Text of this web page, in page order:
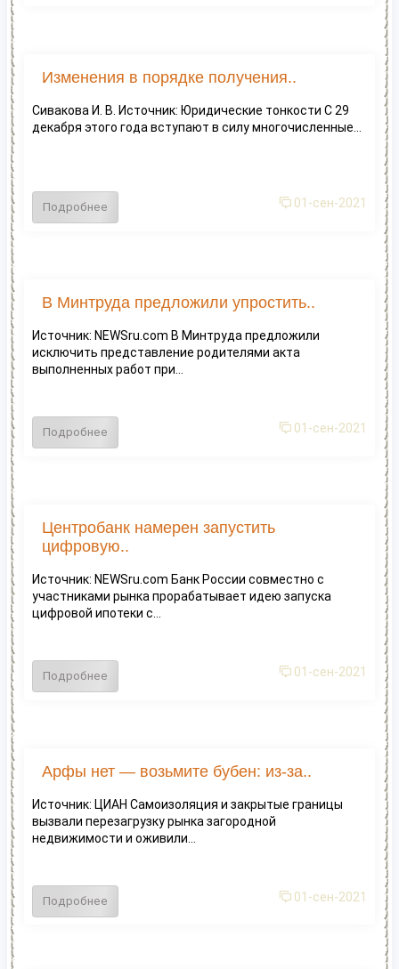
Изменения в порядке получения..
Сивакова И. В. Источник: Юридические тонкости С 29
декабря этого года вступают в силу многочисленные...
Подробнее 01-сен-2021
В Минтруда предложили упростить..
Источник: NEWSru.com В Минтруда предложили
исключить представление родителями акта
выполненных работ при...
Подробнее 01-сен-2021
Центробанк намерен запустить
цифровую..
Источник: NEWSru.com Банк России совместно с
участниками рынка прорабатывает идею запуска
цифровой ипотеки с...
Подробнее 01-сен-2021
Арфы нет — возьмите бубен: из-за..
Источник: ЦИАН Самоизоляция и закрытые границы
вызвали перезагрузку рынка загородной
недвижимости и оживили...
Подробнее 01-сен-2021